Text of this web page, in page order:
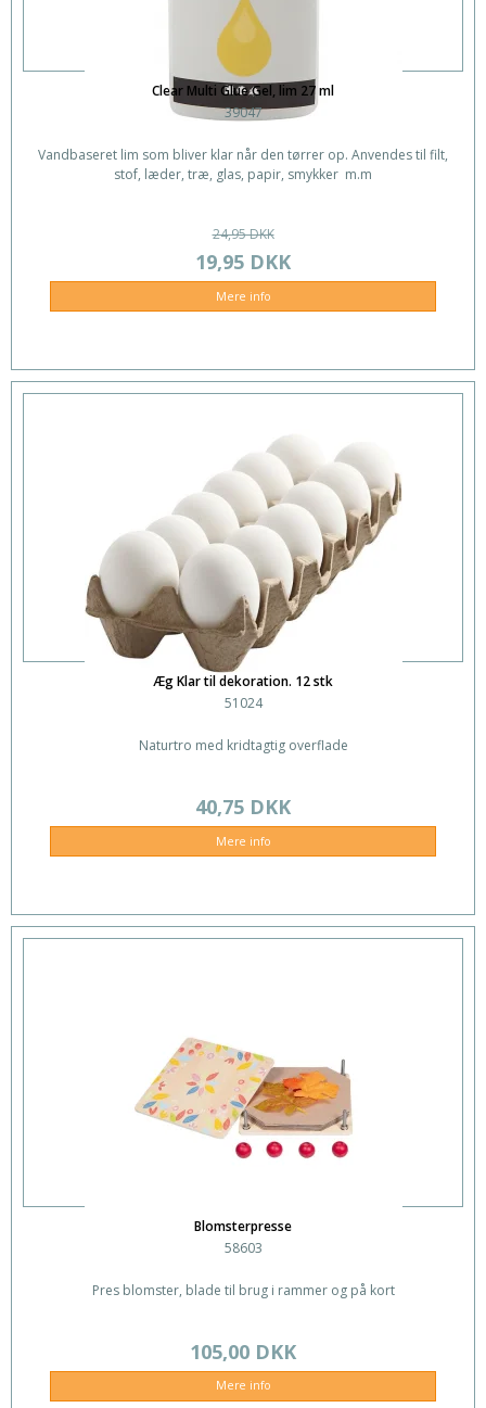
Clear Multi Glue Gel, lim 27 ml
39047
Vandbaseret lim som bliver klar når den tørrer op. Anvendes til filt,
stof, læder, træ, glas, papir, smykker m.m
24,95 DKK
19,95 DKK
Mere info
Æg Klar til dekoration. 12 stk
51024
Naturtro med kridtagtig overflade
40,75 DKK
Mere info
Blomsterpresse
58603
Pres blomster, blade til brug i rammer og på kort
105,00 DKK
Mere info